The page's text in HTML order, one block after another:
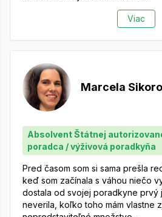
Viac
Marcela
Absolvent Štátnej
poradca / výživová poradkyňa
Pred časom som si sama prešla
keď som začínala s váhou niečo
dostala od svojej poradkyne prvý
neverila, koľko toho mám vlastne